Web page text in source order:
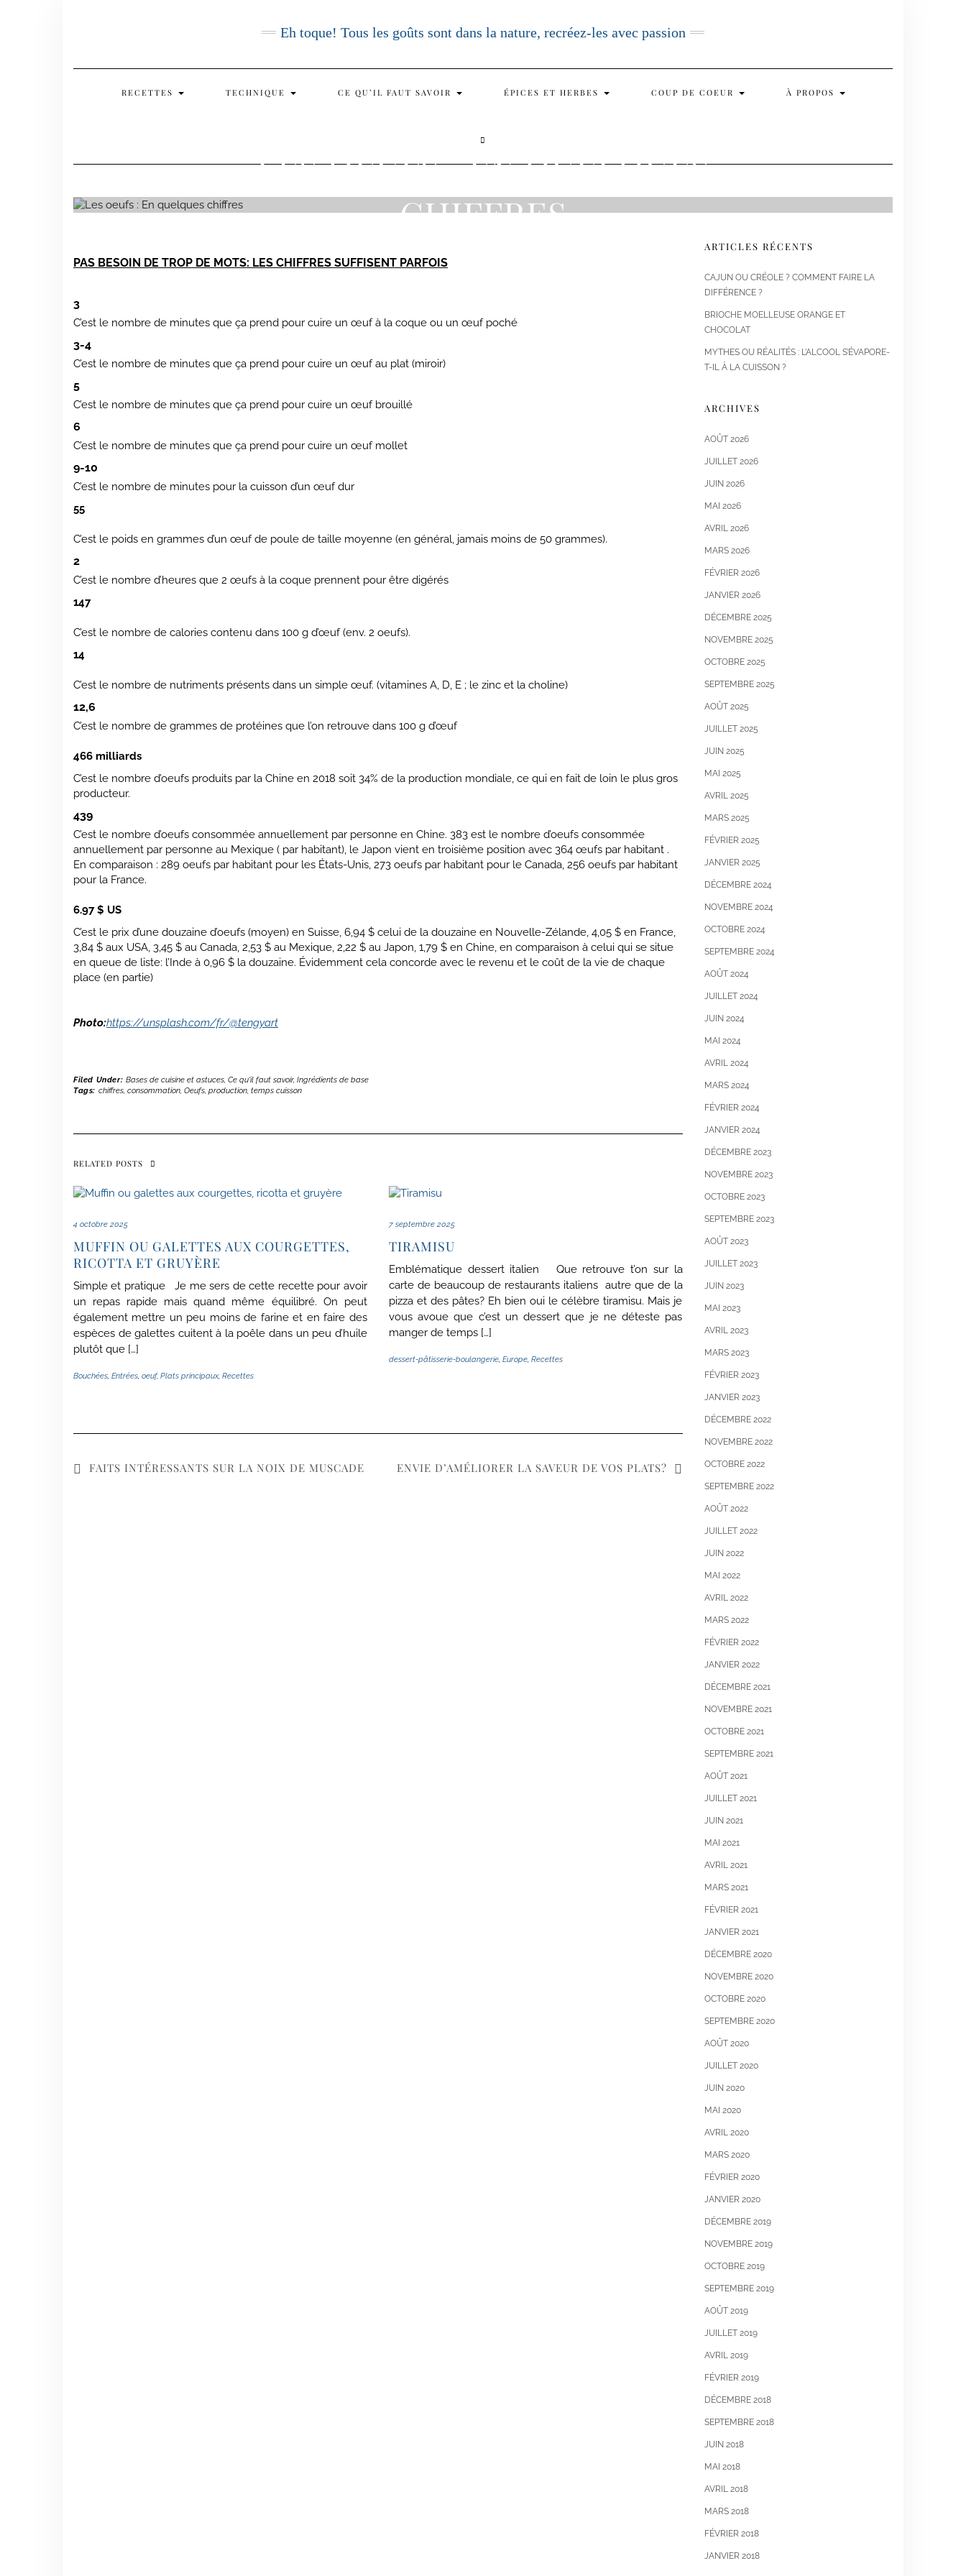
Eh toque! Tous les goûts sont dans la nature, recréez-les avec passion
RECETTES TECHNIQUE CE QU’IL FAUT SAVOIR ÉPICES ET HERBES COUP DE COEUR À PROPOS
LES OEUFS : EN QUELQUES
CHIFFRES
PAS BESOIN DE TROP DE MOTS: LES CHIFFRES SUFFISENT PARFOIS
3
C’est le nombre de minutes que ça prend pour cuire un œuf à la coque ou un œuf poché
3-4
C’est le nombre de minutes que ça prend pour cuire un œuf au plat (miroir)
5
C’est le nombre de minutes que ça prend pour cuire un œuf brouillé
6
C’est le nombre de minutes que ça prend pour cuire un œuf mollet
9-10
C’est le nombre de minutes pour la cuisson d’un œuf dur
55
C’est le poids en grammes d’un œuf de poule de taille moyenne (en général, jamais moins de 50 grammes).
2
C’est le nombre d’heures que 2 œufs à la coque prennent pour être digérés
147
C’est le nombre de calories contenu dans 100 g d’œuf (env. 2 oeufs).
14
C’est le nombre de nutriments présents dans un simple œuf. (vitamines A, D, E ; le zinc et la choline)
12,6
C’est le nombre de grammes de protéines que l’on retrouve dans 100 g d’œuf
466 milliards
C’est le nombre d’oeufs produits par la Chine en 2018 soit 34% de la production mondiale, ce qui en fait de loin le plus gros
producteur.
439
C’est le nombre d’oeufs consommée annuellement par personne en Chine. 383 est le nombre d’oeufs consommée
annuellement par personne au Mexique ( par habitant), le Japon vient en troisième position avec 364 œufs par habitant .
En comparaison : 289 oeufs par habitant pour les États-Unis, 273 oeufs par habitant pour le Canada, 256 oeufs par habitant
pour la France.
6.97 $ US
C’est le prix d’une douzaine d’oeufs (moyen) en Suisse, 6,94 $ celui de la douzaine en Nouvelle-Zélande, 4,05 $ en France,
3,84 $ aux USA, 3,45 $ au Canada, 2,53 $ au Mexique, 2,22 $ au Japon, 1,79 $ en Chine, en comparaison à celui qui se situe
en queue de liste: l’Inde à 0,96 $ la douzaine. Évidemment cela concorde avec le revenu et le coût de la vie de chaque
place (en partie)
Photo:https://unsplash.com/fr/@tengyart
Filed Under: Bases de cuisine et astuces, Ce qu'il faut savoir, Ingrédients de base
Tags: chiffres, consommation, Oeufs, production, temps cuisson
RELATED POSTS
4 octobre 2025
MUFFIN OU GALETTES AUX COURGETTES,
RICOTTA ET GRUYÈRE
Simple et pratique Je me sers de cette recette pour avoir
un repas rapide mais quand même équilibré. On peut
également mettre un peu moins de farine et en faire des
espèces de galettes cuitent à la poêle dans un peu d’huile
plutôt que […]
Bouchées, Entrées, oeuf, Plats principaux, Recettes
7 septembre 2025
TIRAMISU
Emblématique dessert italien Que retrouve t’on sur la
carte de beaucoup de restaurants italiens autre que de la
pizza et des pâtes? Eh bien oui le célèbre tiramisu. Mais je
vous avoue que c’est un dessert que je ne déteste pas
manger de temps […]
dessert-pâtisserie-boulangerie, Europe, Recettes
FAITS INTÉRESSANTS SUR LA NOIX DE MUSCADE ENVIE D’AMÉLIORER LA SAVEUR DE VOS PLATS?
ARTICLES RÉCENTS
CAJUN OU CRÉOLE ? COMMENT FAIRE LA
DIFFÉRENCE ?
BRIOCHE MOELLEUSE ORANGE ET
CHOCOLAT
MYTHES OU RÉALITÉS : L’ALCOOL S’ÉVAPORE-
T-IL À LA CUISSON ?
ARCHIVES
AOÛT 2026
JUILLET 2026
JUIN 2026
MAI 2026
AVRIL 2026
MARS 2026
FÉVRIER 2026
JANVIER 2026
DÉCEMBRE 2025
NOVEMBRE 2025
OCTOBRE 2025
SEPTEMBRE 2025
AOÛT 2025
JUILLET 2025
JUIN 2025
MAI 2025
AVRIL 2025
MARS 2025
FÉVRIER 2025
JANVIER 2025
DÉCEMBRE 2024
NOVEMBRE 2024
OCTOBRE 2024
SEPTEMBRE 2024
AOÛT 2024
JUILLET 2024
JUIN 2024
MAI 2024
AVRIL 2024
MARS 2024
FÉVRIER 2024
JANVIER 2024
DÉCEMBRE 2023
NOVEMBRE 2023
OCTOBRE 2023
SEPTEMBRE 2023
AOÛT 2023
JUILLET 2023
JUIN 2023
MAI 2023
AVRIL 2023
MARS 2023
FÉVRIER 2023
JANVIER 2023
DÉCEMBRE 2022
NOVEMBRE 2022
OCTOBRE 2022
SEPTEMBRE 2022
AOÛT 2022
JUILLET 2022
JUIN 2022
MAI 2022
AVRIL 2022
MARS 2022
FÉVRIER 2022
JANVIER 2022
DÉCEMBRE 2021
NOVEMBRE 2021
OCTOBRE 2021
SEPTEMBRE 2021
AOÛT 2021
JUILLET 2021
JUIN 2021
MAI 2021
AVRIL 2021
MARS 2021
FÉVRIER 2021
JANVIER 2021
DÉCEMBRE 2020
NOVEMBRE 2020
OCTOBRE 2020
SEPTEMBRE 2020
AOÛT 2020
JUILLET 2020
JUIN 2020
MAI 2020
AVRIL 2020
MARS 2020
FÉVRIER 2020
JANVIER 2020
DÉCEMBRE 2019
NOVEMBRE 2019
OCTOBRE 2019
SEPTEMBRE 2019
AOÛT 2019
JUILLET 2019
AVRIL 2019
FÉVRIER 2019
DÉCEMBRE 2018
SEPTEMBRE 2018
JUIN 2018
MAI 2018
AVRIL 2018
MARS 2018
FÉVRIER 2018
JANVIER 2018